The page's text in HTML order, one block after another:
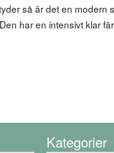
så är det en
har en intensivt klar
Kategorier